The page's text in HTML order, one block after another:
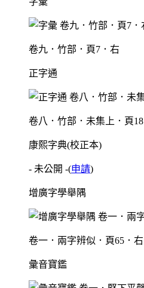
卷九．竹部．頁7．右
正字通
卷八．竹部．未集上．頁18
康熙字典(校正本)
- 未公開 -(申請)
增廣字學舉隅
卷一．兩字辨似．頁65．右
彙音寶鑑